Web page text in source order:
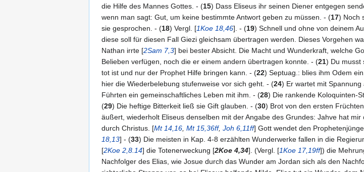
die Hilfe des Mannes Gottes. - (15) Dass Eliseus ihr seinen Diener entgegen
wenn man sagt: Gut, um keine bestimmte Antwort geben zu müssen. - (17) Noch
sie gesprochen. - (18) Vergl. [1Koe 18,46]. - (19) Schnell und ohne von deinem
diese soll für diesen Fall Giezi gleichsam übertragen werden. Dieses Vorgehen
Nathan irrte [2Sam 7,3] bei bester Absicht. Die Macht und Wunderkraft, welche
Belieben verfügen, noch die er einem andern übertragen konnte. - (21) Du musst
tot ist und nur der Prophet Hilfe bringen kann. - (22) Septuag.: blies ihm Odem
hier die Wiederbelebung stufenweise vor sich geht. - (24) Er wartet mit
Führten ein gemeinschaftliches Leben mit ihm. - (28) Die rankende Koloquinten-
(29) Die heftige Bitterkeit ließ sie Gift glauben. - (30) Brot von den ersten
äußert, wiederholt Eliseus denselben mit der Angabe des Grundes: Jahve hat
durch Christus. [Mt 14,16 Mt 15,36ff, Joh 6,11ff] Gott wendet den
18,13] - (33) Die meisten in Kap. 4-8 erzählten Wunderwerke fallen in die
[2Koe 2,8.14] die Totenerweckung [2Koe 4,34]. (Vergl. [1Koe 17,19ff]) die
Nachfolger des Elias, wie Josue durch das Wunder am Jordan sich als den